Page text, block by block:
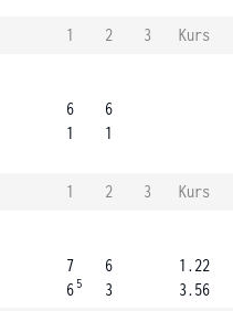
1 2 3
Kurs
6
1
6
1
1 2 3
Kurs
7
6 5
6
3
1.22
3.56